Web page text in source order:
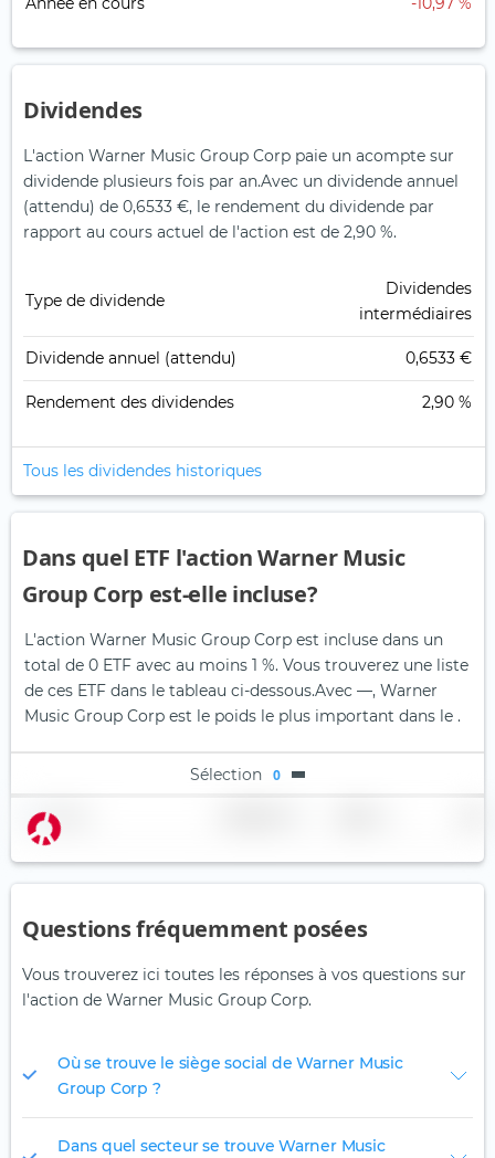
Dividendes
L'action Warner Music Group Corp paie un acompte sur
dividende plusieurs fois par an.Avec un dividende annuel
(attendu) de 0,6533 €, le rendement du dividende par
rapport au cours actuel de l'action est de 2,90 %.
Type de dividende
Dividendes
intermédiaires
Dividende annuel (attendu) 0,6533 €
Rendement des dividendes 2,90 %
Tous les dividendes historiques
Dans quel ETF l'action Warner Music
Group Corp est-elle incluse?
L'action Warner Music Group Corp est incluse dans un
total de 0 ETF avec au moins 1 %. Vous trouverez une liste
de ces ETF dans le tableau ci-dessous.Avec —, Warner
Music Group Corp est le poids le plus important dans le .
Sélection 0
Nom
Questions fréquemment posées
Vous trouverez ici toutes les réponses à vos questions sur
l'action de Warner Music Group Corp.
Où se trouve le siège social de Warner Music
Group Corp ?
Dans quel secteur se trouve Warner Music